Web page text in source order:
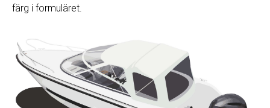
färg i formuläret.